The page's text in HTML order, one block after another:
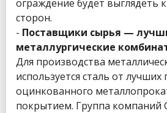
ограждение будет выглядеть
сторон.
- Поставщики сырья —
металлургические
Для производства
используется сталь от
оцинкованного
покрытием. Группа компаний